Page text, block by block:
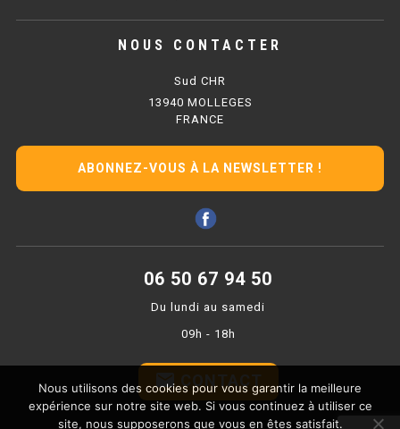
PLAQUE 650 GAZ
PLAQUE 700 GAZ
PLAQUE 900 GAZ
PLAQUE 600 ÉLECTRIQUE
PLAQUE 700 ÉLECTRIQUE
PLAQUE 900 ÉLECTRIQUE
FRITEUSE 600 GAZ
FRITEUSE 650 GAZ
NOUS CONTACTER
Sud CHR
13940 MOLLEGES
FRANCE
ABONNEZ-VOUS À LA NEWSLETTER !
06 50 67 94 50
Du lundi au samedi
09h - 18h
email
Nous utilisons des cookies pour vous garantir la meilleure
expérience sur notre site web. Si vous continuez à utiliser ce
site, nous supposerons que vous en êtes satisfait.